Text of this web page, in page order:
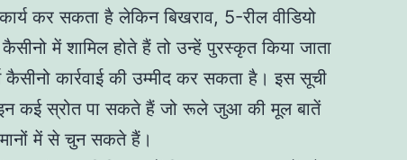
कर सकता है लेकिन बिखराव, 5-रील वीडियो
में शामिल होते हैं तो उन्हें पुरस्कृत किया जाता
कार्रवाई की उम्मीद कर सकता है। इस सूची
कई स्रोत पा सकते हैं जो रूले जुआ की मूल बातें
में से चुन सकते हैं।